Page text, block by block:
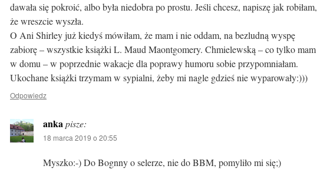
dawała się pokroić, albo była niedobra po prostu. Jeśli chcesz, napiszę jak robiłam,
że wreszcie wyszła.
O Ani Shirley już kiedyś mówiłam, że mam i nie oddam, na bezludną wyspę
zabiorę – wszystkie książki L. Maud Maontgomery. Chmielewską – co tylko mam
w domu – w poprzednie wakacje dla poprawy humoru sobie przypomniałam.
Ukochane książki trzymam w sypialni, żeby mi nagle gdzieś nie wyparowały:)))
Odpowiedz
ankapisze:
18 marca 2019 o 20:55
Myszko:-) Do Bognny o selerze, nie do BBM, pomyliło mi się;)